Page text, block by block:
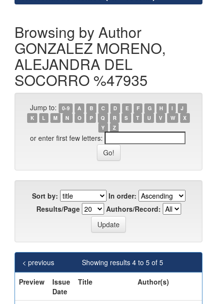
Browsing by Author
GONZALEZ MORENO,
ALEJANDRA DEL
SOCORRO %47935
Jump to: 0-9 A B C D E F G H I
J
K
L M N O P Q R S T U V W
X
Y
Z
or enter first few letters:
Sort by:
In order:
Results/Page
Authors/Record:
Showing results 4 to 5 of 5
< previous
Preview
Issue
Date
Title Author(s)